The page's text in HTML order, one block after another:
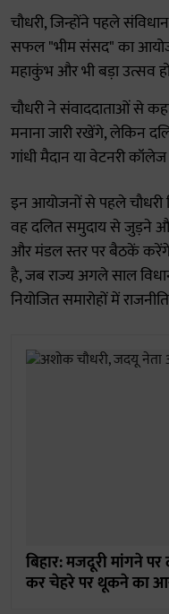
चौधरी, जिन्होंने पहले
सफल "भीम संसद" का
महाकुंभ और भी बड़ा उत्सव
चौधरी ने संवाददाताओं से
मनाना जारी रखेंगे, लेकिन
गांधी मैदान या वेटनरी
इन आयोजनों से पहले चौधरी
वह दलित समुदाय से जुड़ने
और मंडल स्तर पर बैठकें
है, जब राज्य अगले साल
नियोजित समारोहों में
बिहार: मजदूरी मांगने
कर चेहरे पर थूकने का